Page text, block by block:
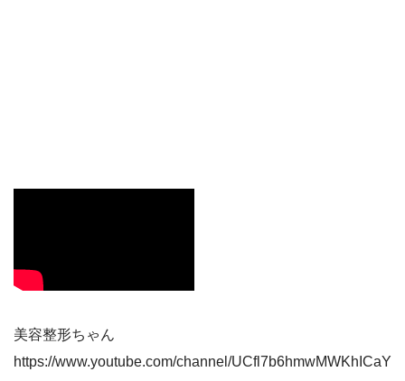
美容整形ちゃん
https://www.youtube.com/channel/UCfl7b6hmwMWKhICaY